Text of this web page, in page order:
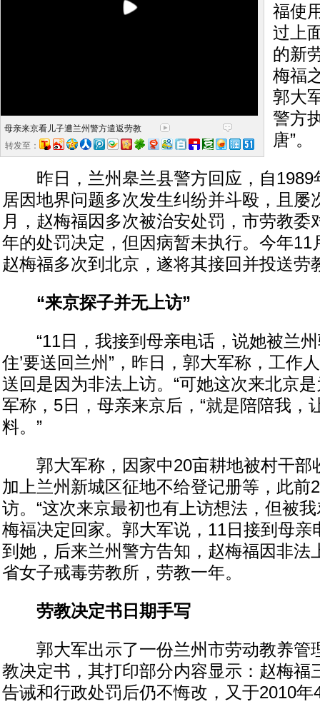
母亲来京看儿子遭兰州警方遣返劳教
转发至：
福使
过上
的新
梅福
郭大
警方
唐”。
昨日，兰州皋兰县警方回应，自1989
居因地界问题多次发生纠纷并斗殴，且屡
月，赵梅福因多次被治安处罚，市劳教委
年的处罚决定，但因病暂未执行。今年11
赵梅福多次到北京，遂将其接回并投送劳
“来京探子并无上访”
“11日，我接到母亲电话，说她被兰州
住’要送回兰州”，昨日，郭大军称，工作
送回是因为非法上访。“可她这次来北京
军称，5日，母亲来京后，“就是陪陪我，
料。”
郭大军称，因家中20亩耕地被村干部
加上兰州新城区征地不给登记册等，此前
访。“这次来京最初也有上访想法，但被
梅福决定回家。郭大军说，11日接到母亲
到她，后来兰州警方告知，赵梅福因非法
省女子戒毒劳教所，劳教一年。
劳教决定书日期手写
郭大军出示了一份兰州市劳动教养管
教决定书，其打印部分内容显示：赵梅福
告诫和行政处罚后仍不悔改，又于2010